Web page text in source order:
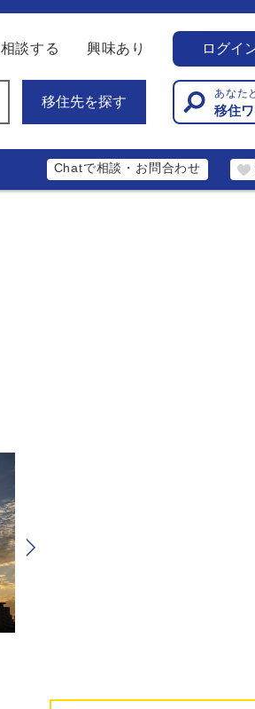
相談する 興味あり ログイ
移住先を探す
あなた
移住
Chatで相談・お問合わせ